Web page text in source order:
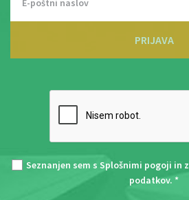
PRIJAVA
Seznanjen sem s Splošnimi pogoji in z
podatkov. *